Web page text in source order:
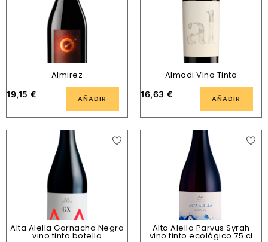
Almirez
19,15 € AÑADIR
Almodi Vino Tinto
16,63 € AÑADIR
Alta Alella Garnacha Negra
vino tinto botella
Alta Alella Parvus Syrah
vino tinto ecológico 75 cl